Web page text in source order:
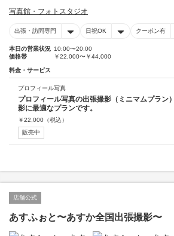
写真館・フォトスタジオ
出張・訪問専門 日祝OK クーポン有
本日の営業状況 10:00〜20:00
価格帯
￥22,000〜￥44,000
料金・サービス
プロフィール写真
プロフィール写真の出張撮影（ミニマムプラン
影に最適なプランです。
￥22,000 （税込）
販売中
店舗公式
あすふぉと〜あすか全国出張撮影〜